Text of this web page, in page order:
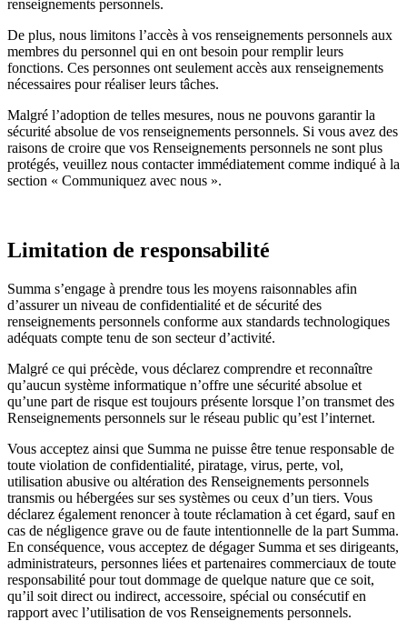
renseignements personnels.
De plus, nous limitons l’accès à vos renseignements personnels aux
membres du personnel qui en ont besoin pour remplir leurs
fonctions. Ces personnes ont seulement accès aux renseignements
nécessaires pour réaliser leurs tâches.
Malgré l’adoption de telles mesures, nous ne pouvons garantir la
sécurité absolue de vos renseignements personnels. Si vous avez des
raisons de croire que vos Renseignements personnels ne sont plus
protégés, veuillez nous contacter immédiatement comme indiqué à la
section « Communiquez avec nous ».
Limitation de responsabilité
Summa s’engage à prendre tous les moyens raisonnables afin
d’assurer un niveau de confidentialité et de sécurité des
renseignements personnels conforme aux standards technologiques
adéquats compte tenu de son secteur d’activité.
Malgré ce qui précède, vous déclarez comprendre et reconnaître
qu’aucun système informatique n’offre une sécurité absolue et
qu’une part de risque est toujours présente lorsque l’on transmet des
Renseignements personnels sur le réseau public qu’est l’internet.
Vous acceptez ainsi que Summa ne puisse être tenue responsable de
toute violation de confidentialité, piratage, virus, perte, vol,
utilisation abusive ou altération des Renseignements personnels
transmis ou hébergées sur ses systèmes ou ceux d’un tiers. Vous
déclarez également renoncer à toute réclamation à cet égard, sauf en
cas de négligence grave ou de faute intentionnelle de la part Summa.
En conséquence, vous acceptez de dégager Summa et ses dirigeants,
administrateurs, personnes liées et partenaires commerciaux de toute
responsabilité pour tout dommage de quelque nature que ce soit,
qu’il soit direct ou indirect, accessoire, spécial ou consécutif en
rapport avec l’utilisation de vos Renseignements personnels.